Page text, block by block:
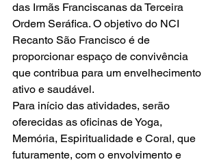
das Irmãs Franciscanas da Terceira
Ordem Seráfica. O objetivo do NCI
Recanto São Francisco é de
proporcionar espaço de convivência
que contribua para um envelhecimento
ativo e saudável.
Para início das atividades, serão
oferecidas as oficinas de Yoga,
Memória, Espiritualidade e Coral, que
futuramente, com o envolvimento e